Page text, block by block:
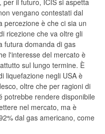
per il futuro, ICIS si aspetta
vengano contestati dal
percezione è che ci sia un
ricezione che va oltre gli
futura domanda di gas
l'interesse del mercato è
sul lungo termine. È
liquefazione negli USA è
oltre che per ragioni di
potrebbe rendere disponibile
nel mercato, ma è
dal gas americano, come